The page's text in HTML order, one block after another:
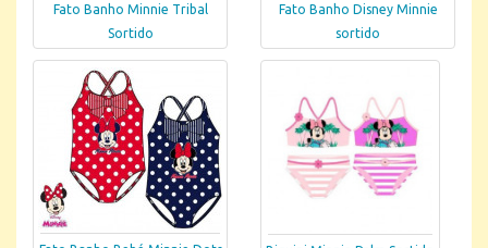
Fato Banho Minnie Tribal
Sortido
Fato Banho Disney Minnie
sortido